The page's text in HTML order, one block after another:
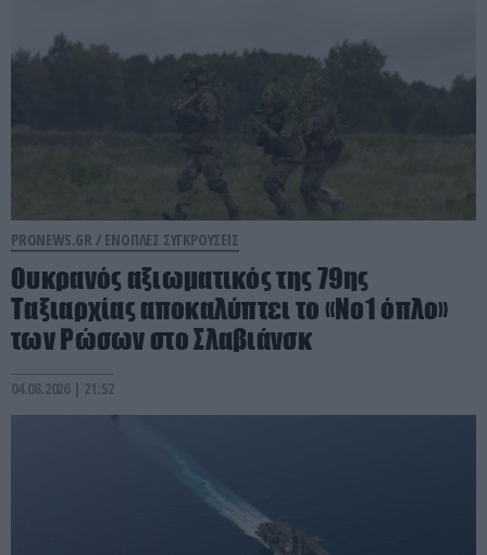
PRONEWS.GR / ΕΝΟΠΛΕΣ ΣΥΓΚΡΟΥΣΕΙΣ
Ουκρανός αξιωματικός της 79ης
Ταξιαρχίας αποκαλύπτει το «Νο1 όπλο»
των Ρώσων στο Σλαβιάνσκ
04.08.2026 | 21:52